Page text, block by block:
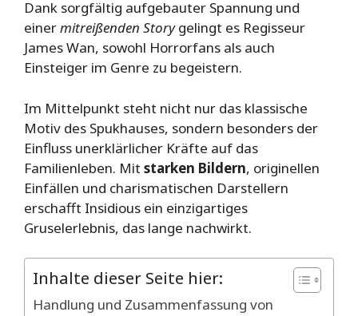
Dank sorgfältig aufgebauter Spannung und
einermitreißenden Storygelingt es Regisseur
James Wan, sowohl Horrorfans als auch
Einsteiger im Genre zu begeistern.
Im Mittelpunkt steht nicht nur das klassische
Motiv des Spukhauses, sondern besonders der
Einfluss unerklärlicher Kräfte auf das
Familienleben. Mit starken Bildern, originellen
Einfällen und charismatischen Darstellern
erschafft Insidious ein einzigartiges
Gruselerlebnis, das lange nachwirkt.
Inhalte dieser Seite hier:
Handlung und Zusammenfassung von